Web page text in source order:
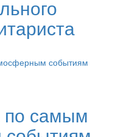
по самым